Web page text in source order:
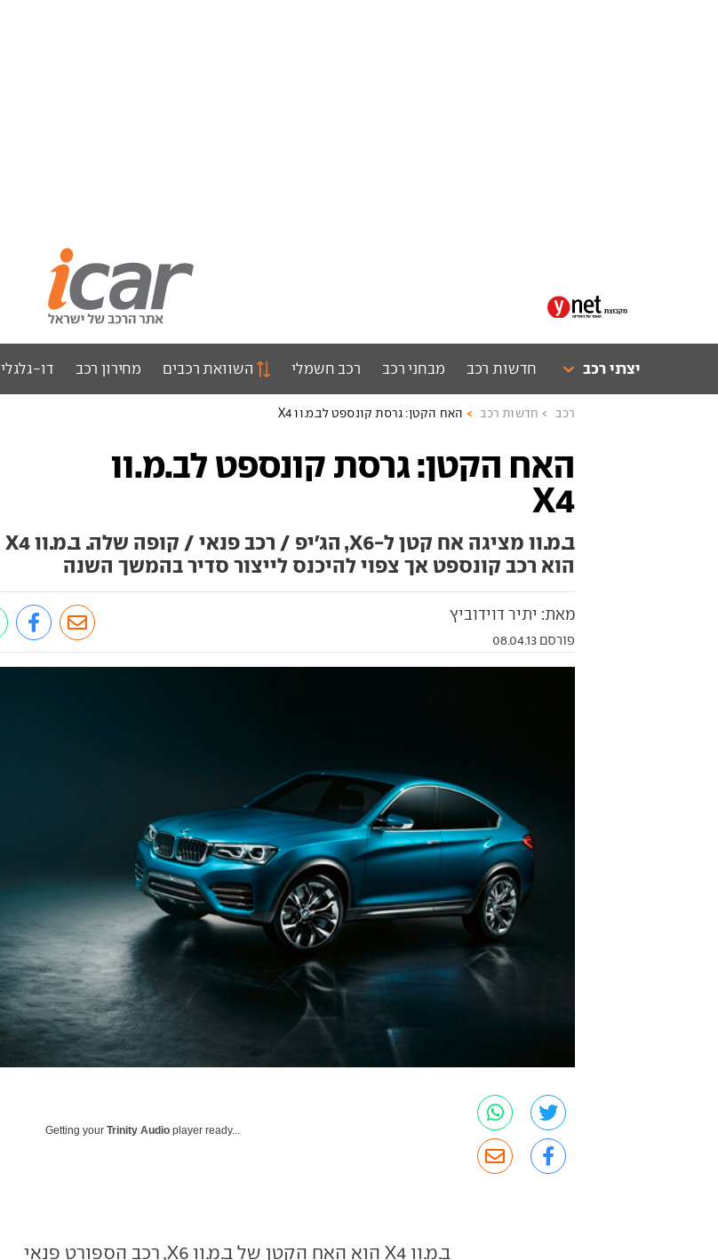
יצרני רכב חדשות רכב מבחני רכב רכב חשמלי השוואת רכבים מחירון רכב דו-גלגלי
רכב חדשות רכב האח הקטן: גרסת קונספט לב.מ.וו X4
האח הקטן: גרסת קונספט לב.מ.וו
X4
ב.מ.וו מציגה אח קטן ל-X6, הג'יפ / רכב פנאי / קופה שלה. ב.מ.וו X4
הוא רכב קונספט אך צפוי להיכנס לייצור סדיר בהמשך השנה
מאת: יתיר דוידוביץ
פורסם 08.04.13
Getting yourTrinity Audio player ready...
ב.מ.וו X4 הוא האח הקטן של ב.מ.וו X6, רכב הספורט פנאי